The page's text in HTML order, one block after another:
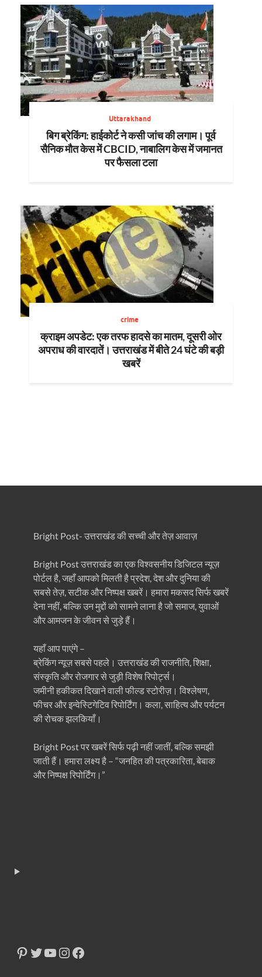
Uttarakhand
बिग ब्रेकिंग: हाईकोर्ट ने कसी जांच की लगाम। पूर्व
सैनिक मौत केस में CBCID, नाबालिग केस में जमानत
पर फैसला टला
crime
क्राइम अपडेट: एक तरफ हादसे का मातम, दूसरी ओर
अपराध की वारदातें। उत्तराखंड में बीते 24 घंटे की बड़ी
खबरें
Bright Post- उत्तराखंड की सच्ची और तेज़ आवाज़
Bright Post उत्तराखंड का एक विश्वसनीय डिजिटल न्यूज़
पोर्टल है, जहाँ आपको मिलती है प्रदेश, देश और दुनिया की
सबसे तेज़, सटीक और निष्पक्ष खबरें। हमारा मकसद सिर्फ खबरें
देना नहीं, बल्कि उन मुद्दों को सामने लाना है जो समाज, युवाओं
और आमजन के जीवन से जुड़े हैं।
यहाँ आप पाएंगे –
ब्रेकिंग न्यूज़ सबसे पहले। उत्तराखंड की राजनीति, शिक्षा,
संस्कृति और रोजगार से जुड़ी विशेष रिपोर्ट्स।
जमीनी हकीकत दिखाने वाली फील्ड स्टोरीज़। विश्लेषण,
फीचर और इन्वेस्टिगेटिव रिपोर्टिंग। कला, साहित्य और पर्यटन
की रोचक झलकियाँ।
Bright Post पर खबरें सिर्फ पढ़ी नहीं जातीं, बल्कि समझी
जाती हैं। हमारा लक्ष्य है – “जनहित की पत्रकारिता, बेबाक
और निष्पक्ष रिपोर्टिंग।”